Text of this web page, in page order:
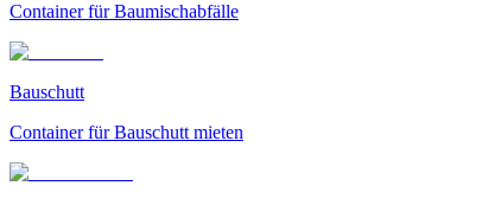
Container für Baumischabfälle
Bauschutt
Container für Bauschutt mieten